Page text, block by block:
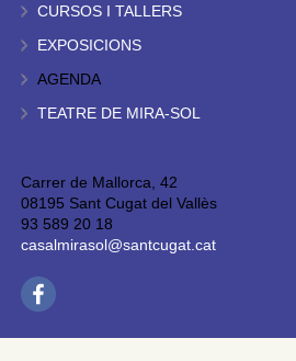
CURSOS I TALLERS
EXPOSICIONS
AGENDA
TEATRE DE MIRA-SOL
Carrer de Mallorca, 42
08195 Sant Cugat del Vallès
93 589 20 18
casalmirasol@santcugat.cat